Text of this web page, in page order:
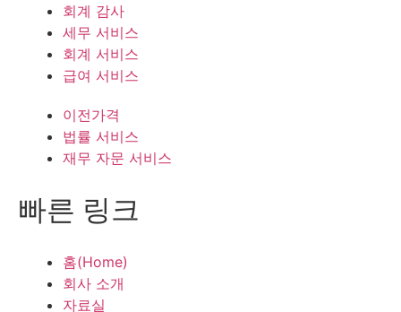
회계 감사
세무 서비스
회계 서비스
급여 서비스
이전가격
법률 서비스
재무 자문 서비스
빠른 링크
홈(Home)
회사 소개
자료실